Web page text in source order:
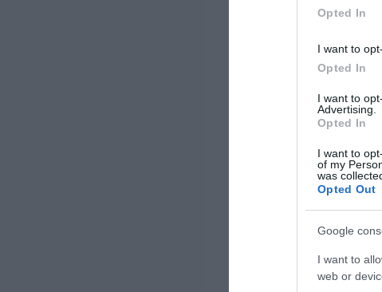
Opted In
I want to
Opted In
I want to
Advertising.
Opted In
I want to
of my
was
Opted Out
Google
I want to
web or